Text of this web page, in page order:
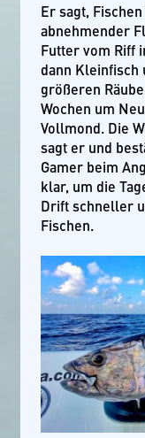
Er sagt,
abnehmender
Futter vom Riff
dann Kleinfisch
größeren
Wochen um
Vollmond. Die
sagt er und
Gamer beim
klar, um die
Drift schneller
Fischen.